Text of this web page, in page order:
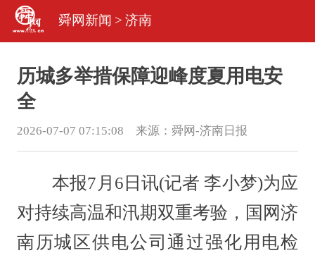
舜网新闻 > 济南
历城多举措保障迎峰度夏用电安
全
2026-07-07 07:15:08 来源： 舜网-济南日报
本报7月6日讯(记者 李小梦)为应
对持续高温和汛期双重考验，国网济
南历城区供电公司通过强化用电检